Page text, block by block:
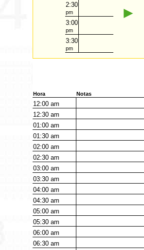
2:30
pm
3:00
pm
3:30
pm
►
Hora Notas
12:00am
12:30am
01:00am
01:30am
02:00am
02:30am
03:00am
03:30am
04:00am
04:30am
05:00am
05:30am
06:00am
06:30am